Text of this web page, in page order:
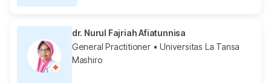
dr. Nurul Fajriah Afiatunnisa
General Practitioner• Universitas La Tansa
Mashiro